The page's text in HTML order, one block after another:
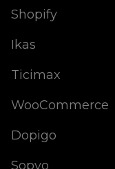
Shopify
Ikas
Ticimax
WooCommerce
Dopigo
Sopyo